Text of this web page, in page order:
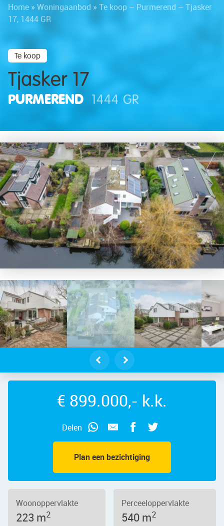
Home » Woningaanbod » Te koop – Purmerend – Tjasker
17, 1444 GR
Te koop
Tjasker 17
PURMEREND 1444 GR
– Tjasker 17, 1444 GR –
Plan een bezichtiging
Delen
€ 899.000,- k.k.
Woonoppervlakte
223 m2
Perceeloppervlakte
540 m2